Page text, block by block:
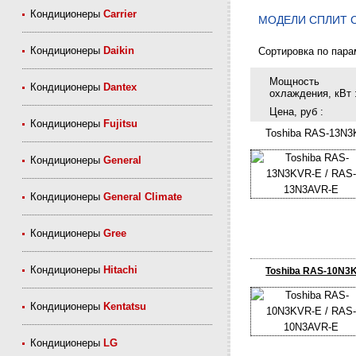
КондиционерыCarrier
Кондиционеры Daikin
Кондиционеры Dantex
Кондиционеры Fujitsu
КондиционерыGeneral
КондиционерыGeneral Climate
КондиционерыGree
Кондиционеры Hitachi
Кондиционеры Kentatsu
Кондиционеры LG
МОДЕЛИ CПЛИТ
Сортировка по
Мощность
охлаждения, кВт
Цена, руб :
Toshiba RAS-
Toshiba RAS-